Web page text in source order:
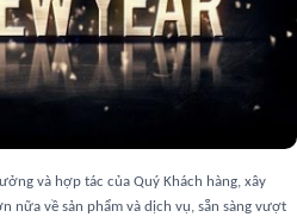
và hợp tác của Quý Khách hàng, xây
nữa về sản phẩm và dịch vụ, sẵn sàng vượt